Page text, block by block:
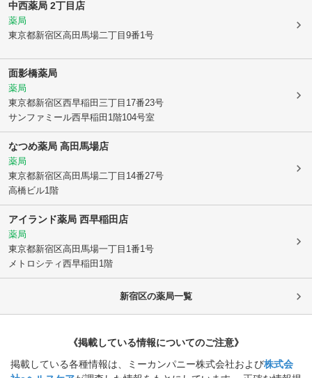
中西薬局 2丁目店
薬局
東京都新宿区高田馬場二丁目9番1号
面影橋薬局
薬局
東京都新宿区西早稲田三丁目17番23号
サンファミール西早稲田1階104号室
なつめ薬局 高田馬場店
薬局
東京都新宿区高田馬場二丁目14番27号
高橋ビル1階
アイランド薬局 西早稲田店
薬局
東京都新宿区高田馬場一丁目1番1号
メトロシティ西早稲田1階
新宿区の薬局一覧
《掲載している情報についてのご注意》
掲載している各種情報は、ミーカンパニー株式会社および株式会